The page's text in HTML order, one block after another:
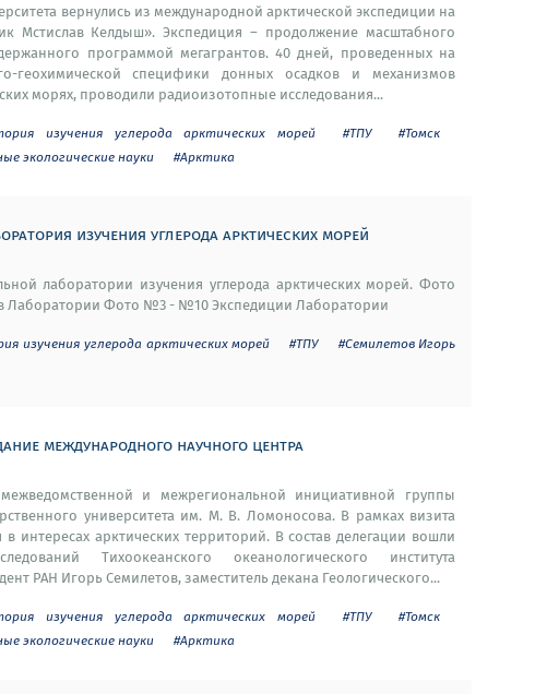
вернулись из международной арктической экспедиции на
Мстислав Келдыш». Экспедиция – продолжение масштабного
программой мегагрантов. 40 дней, проведенных на
геохимической специфики донных осадков и механизмов
морях, проводили радиоизотопные исследования...
изучения углерода арктических морей #ТПУ
#Томск
экологические науки #Арктика
изучения углерода арктических морей
лаборатории изучения углерода арктических морей. Фото
Лаборатории Фото №3 - №10 Экспедиции Лаборатории
изучения углерода арктических морей #ТПУ
#Семилетов Игорь
международного научного центра
и межрегиональной инициативной группы
университета им. М. В. Ломоносова. В рамках визита
интересах арктических территорий. В состав делегации вошли
Тихоокеанского океанологического института
РАН Игорь Семилетов, заместитель декана Геологического...
изучения углерода арктических морей #ТПУ
#Томск
экологические науки #Арктика